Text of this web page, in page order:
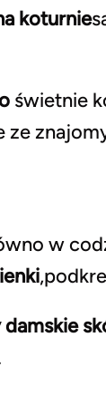
koturnie
świetnie
ze
w